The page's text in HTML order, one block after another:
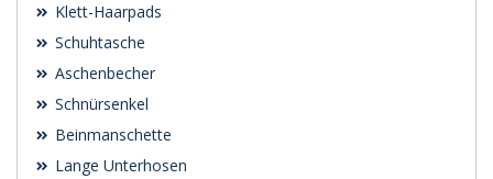
Klett-Haarpads
Schuhtasche
Aschenbecher
Schnürsenkel
Beinmanschette
Lange Unterhosen